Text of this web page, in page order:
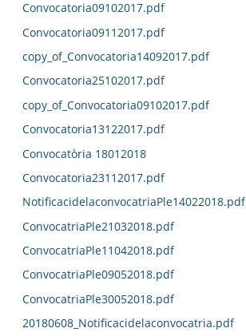
Convocatoria09102017.pdf
Convocatoria09112017.pdf
copy_of_Convocatoria14092017.pdf
Convocatoria25102017.pdf
copy_of_Convocatoria09102017.pdf
Convocatoria13122017.pdf
Convocatòria 18012018
Convocatoria23112017.pdf
NotificacidelaconvocatriaPle14022018.pdf
ConvocatriaPle21032018.pdf
ConvocatriaPle11042018.pdf
ConvocatriaPle09052018.pdf
ConvocatriaPle30052018.pdf
20180608_Notificacidelaconvocatria.pdf